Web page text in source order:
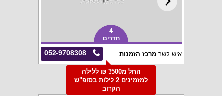
4
חדרים
052-9708308 איש קשר:מרכז הזמנות
החל מ3500 ₪ ללילה
למזמינים 2 לילות בסופ"ש
הקרוב